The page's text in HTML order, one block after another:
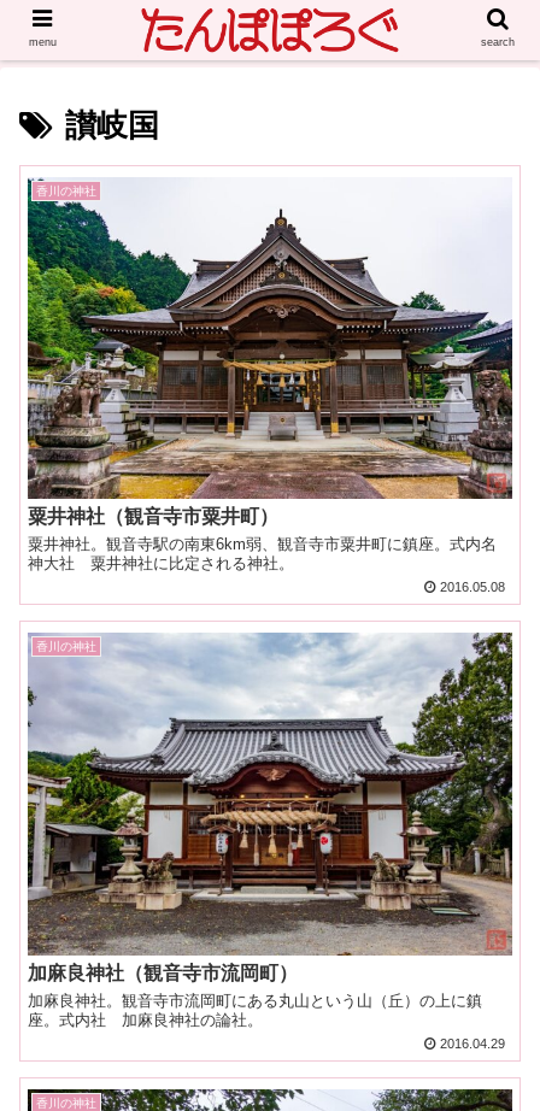
讃岐国
香川の神社
粟井神社（観音寺市粟井町）
粟井神社。観音寺駅の南東6km弱、観音寺市粟井町に鎮座。式内名
神大社 粟井神社に比定される神社。
2016.05.08
香川の神社
加麻良神社（観音寺市流岡町）
加麻良神社。観音寺市流岡町にある丸山という山（丘）の上に鎮
座。式内社 加麻良神社の論社。
2016.04.29
香川の神社
menu search